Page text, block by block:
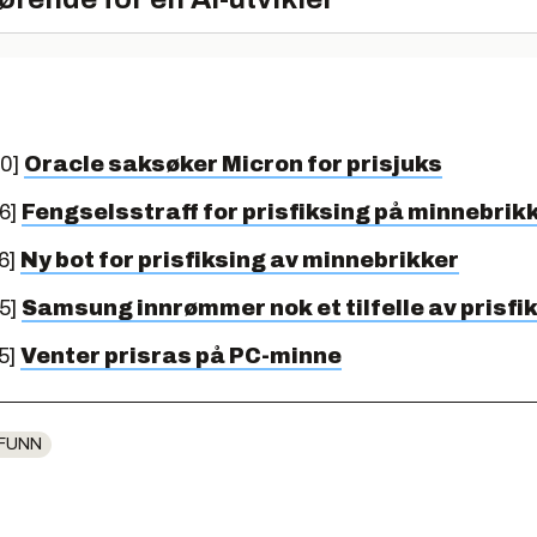
Oracle saksøker Micron for prisjuks
Fengselsstraff for prisfiksing på
Ny bot for prisfiksing av minnebrikker
Samsung innrømmer nok et tilfelle av
Venter prisras på PC-minne